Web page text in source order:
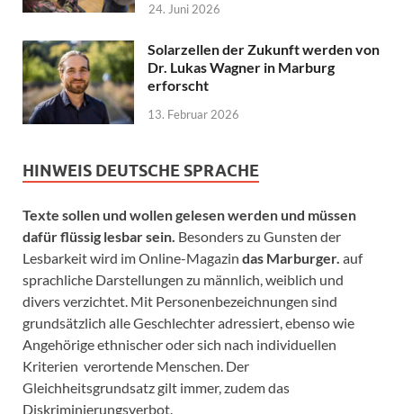
24. Juni 2026
Solarzellen der Zukunft werden von
Dr. Lukas Wagner in Marburg
erforscht
13. Februar 2026
HINWEIS DEUTSCHE SPRACHE
Texte sollen und wollen gelesen werden und müssen
dafür flüssig lesbar sein. Besonders zu Gunsten der
Lesbarkeit wird im Online-Magazin das Marburger. auf
sprachliche Darstellungen zu männlich, weiblich und
divers verzichtet. Mit Personenbezeichnungen sind
grundsätzlich alle Geschlechter adressiert, ebenso wie
Angehörige ethnischer oder sich nach individuellen
Kriterien verortende Menschen. Der
Gleichheitsgrundsatz gilt immer, zudem das
Diskriminierungsverbot.